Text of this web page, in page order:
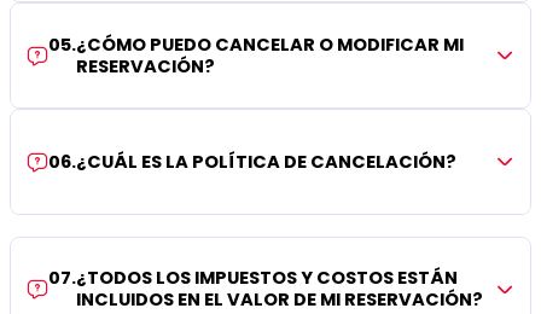
05.¿CÓMO PUEDO CANCELAR O MODIFICAR MI
RESERVACIÓN?
06.¿CUÁL ES LA POLÍTICA DE CANCELACIÓN?
07.¿TODOS LOS IMPUESTOS Y COSTOS ESTÁN
INCLUIDOS EN EL VALOR DE MI RESERVACIÓN?